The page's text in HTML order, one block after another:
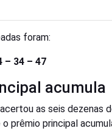
foram:
– 34 – 47
acumula
as seis dezenas
prêmio principal